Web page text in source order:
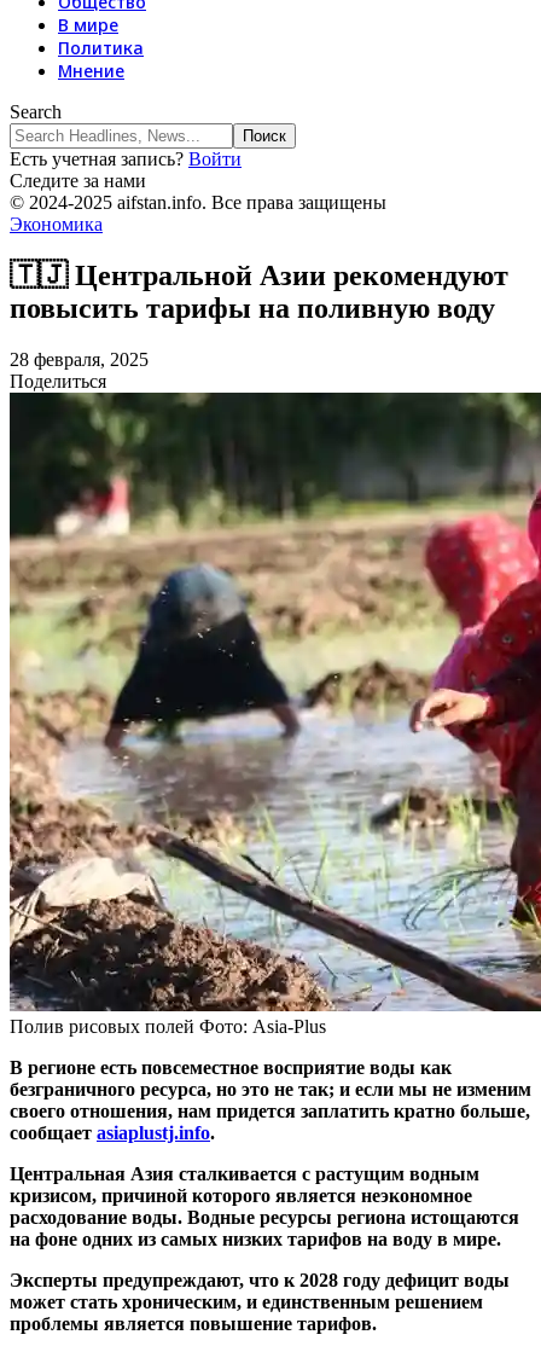
В мире
Политика
Мнение
Search
Есть учетная запись? Войти
Следите за нами
© 2024-2025 aifstan.info. Все права защищены
Экономика
🇹🇯 Центральной Азии рекомендуют
повысить тарифы на поливную воду
28 февраля, 2025
Поделиться
Полив рисовых полей Фото: Asia-Plus
В регионе есть повсеместное восприятие воды как
безграничного ресурса, но это не так; и если мы не изменим
своего отношения, нам придется заплатить кратно больше,
сообщает asiaplustj.info.
Центральная Азия сталкивается с растущим водным
кризисом, причиной которого является неэкономное
расходование воды. Водные ресурсы региона истощаются
на фоне одних из самых низких тарифов на воду в мире.
Эксперты предупреждают, что к 2028 году дефицит воды
может стать хроническим, и единственным решением
проблемы является повышение тарифов.